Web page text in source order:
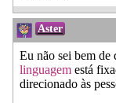
Aster
Eu não sei bem de
linguagem está
direcionado às